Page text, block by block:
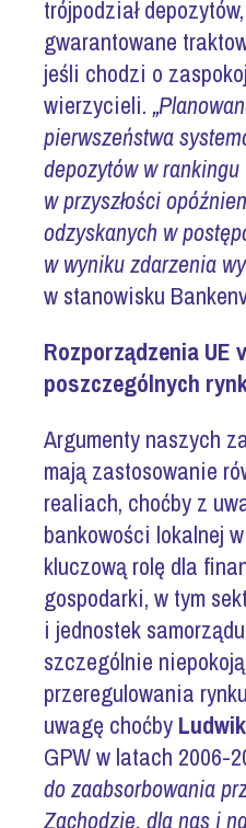
trójpodział
gwarantowane
jeśli chodzi o
wierzycieli.
pierwszeństwa
depozytów w
w przyszłości
odzyskanych w
w wyniku zdarzenia
w stanowisku
Rozporządzenia UE
poszczególnych
Argumenty naszych
mają zastosowanie
realiach, choćby z
bankowości lokalnej
kluczową rolę dla
gospodarki, w tym
i jednostek
szczególnie
przeregulowania
uwagę choćby
GPW w latach 2006-
do zaabsorbowania
Zachodzie, dla nas i